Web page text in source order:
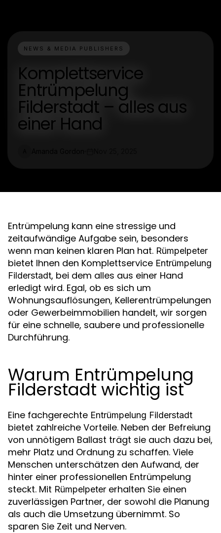
NEWS & MEDIA PUBLISHERS
Komplettservice
Entrümpelung
Filderstadt – alles aus
einer Hand
Entrümpelung kann eine stressige und
zeitaufwändige Aufgabe sein, besonders
wenn man keinen klaren Plan hat. Rümpelpeter
bietet Ihnen den Komplettservice Entrümpelung
Filderstadt, bei dem alles aus einer Hand
erledigt wird. Egal, ob es sich um
Wohnungsauflösungen, Kellerentrümpelungen
oder Gewerbeimmobilien handelt, wir sorgen
für eine schnelle, saubere und professionelle
Durchführung.
Warum Entrümpelung
Filderstadt wichtig ist
Eine fachgerechte Entrümpelung Filderstadt
bietet zahlreiche Vorteile. Neben der Befreiung
von unnötigem Ballast trägt sie auch dazu bei,
mehr Platz und Ordnung zu schaffen. Viele
Menschen unterschätzen den Aufwand, der
hinter einer professionellen Entrümpelung
steckt. Mit Rümpelpeter erhalten Sie einen
zuverlässigen Partner, der sowohl die Planung
als auch die Umsetzung übernimmt. So
sparen Sie Zeit und Nerven.